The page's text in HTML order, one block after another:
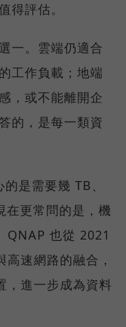
得評估。
一。雲端仍適合
工作負載；地端
，或不能離開企
的，是每一類資
是需要幾 TB、
在更常問的是，機
QNAP 也從 2021
速網路的融合，
，進一步成為資料